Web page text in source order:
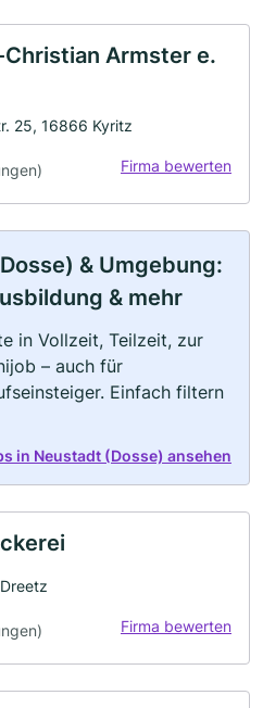
Armster e.
25, 16866 Kyritz
Firma bewerten
& Umgebung:
& mehr
in Vollzeit, Teilzeit, zur
– auch für
Einfach filtern
in Neustadt (Dosse) ansehen
Firma bewerten